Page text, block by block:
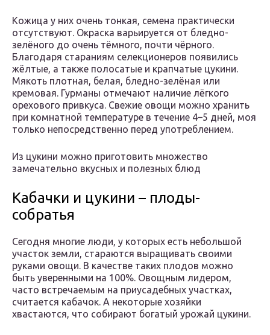
Кожица у них очень тонкая, семена практически
отсутствуют. Окраска варьируется от бледно-
зелёного до очень тёмного, почти чёрного.
Благодаря стараниям селекционеров появились
жёлтые, а также полосатые и крапчатые цукини.
Мякоть плотная, белая, бледно-зелёная или
кремовая. Гурманы отмечают наличие лёгкого
орехового привкуса. Свежие овощи можно хранить
при комнатной температуре в течение 4–5 дней, моя
только непосредственно перед употреблением.
Из цукини можно приготовить множество
замечательно вкусных и полезных блюд
Кабачки и цукини – плоды-
собратья
Сегодня многие люди, у которых есть небольшой
участок земли, стараются выращивать своими
руками овощи. В качестве таких плодов можно
быть уверенными на 100%. Овощным лидером,
часто встречаемым на приусадебных участках,
считается кабачок. А некоторые хозяйки
хвастаются, что собирают богатый урожай цукини.